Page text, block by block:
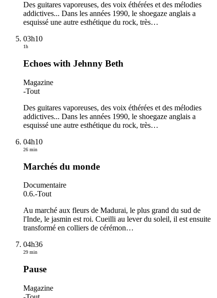
Des guitares vaporeuses, des voix éthérées et des mélodies
addictives... Dans les années 1990, le shoegaze anglais a
esquissé une autre esthétique du rock, très…
03h10
1h
Echoes with Jehnny Beth
Magazine
-Tout
Des guitares vaporeuses, des voix éthérées et des mélodies
addictives... Dans les années 1990, le shoegaze anglais a
esquissé une autre esthétique du rock, très…
04h10
26 min
Marchés du monde
Documentaire
0.6.-Tout
Au marché aux fleurs de Madurai, le plus grand du sud de
l'Inde, le jasmin est roi. Cueilli au lever du soleil, il est ensuite
transformé en colliers de cérémon…
04h36
29 min
Pause
Magazine